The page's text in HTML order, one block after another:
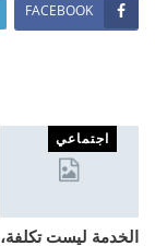
FACEBOOK
اجتماعي
الخدمة ليست تكلفة،